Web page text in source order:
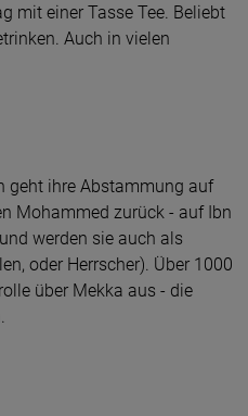
mit einer Tasse Tee. Beliebt
Auch in vielen
geht ihre Abstammung auf
Mohammed zurück - auf Ibn
werden sie auch als
oder Herrscher). Über 1000
über Mekka aus - die